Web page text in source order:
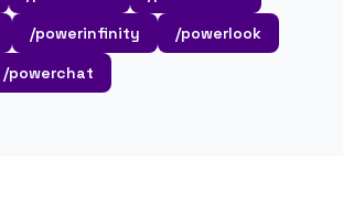
/powerinfinity
/powerlook
/powerchat